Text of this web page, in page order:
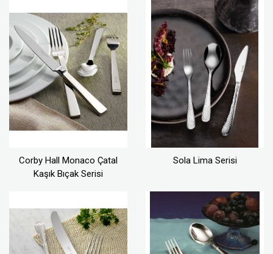
Corby Hall Monaco Çatal
Kaşık Bıçak Serisi
Sola Lima Serisi